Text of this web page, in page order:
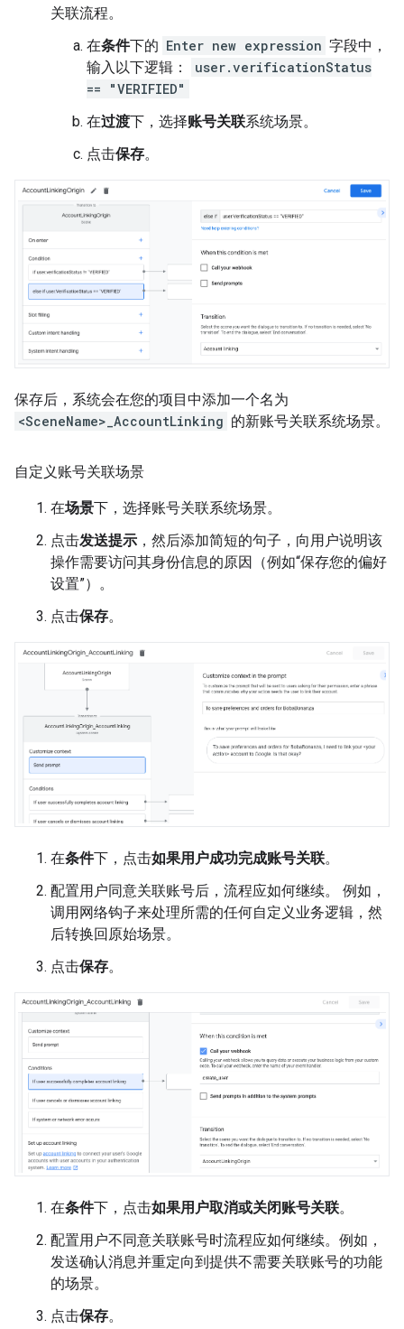
关联流程。
在条件下的 Enter new expression 字段中，
输入以下逻辑：
user.verificationStatus
== "VERIFIED"
在过渡下，选择账号关联系统场景。
点击保存。
保存后，系统会在您的项目中添加一个名为
<SceneName>_AccountLinking 的新账号关联系统场景。
自定义账号关联场景
在场景下，选择账号关联系统场景。
点击发送提示 ，然后添加简短的句子，向用户说明该
操作需要访问其身份信息的原因（例如“保存您的偏好
设置”）。
点击保存。
在条件下，点击如果用户成功完成账号关联。
配置用户同意关联账号后，流程应如何继续。 例如，
调用网络钩子来处理所需的任何自定义业务逻辑，然
后转换回原始场景。
点击保存。
在条件下，点击如果用户取消或关闭账号关联。
配置用户不同意关联账号时流程应如何继续。例如，
发送确认消息并重定向到提供不需要关联账号的功能
的场景。
点击保存。